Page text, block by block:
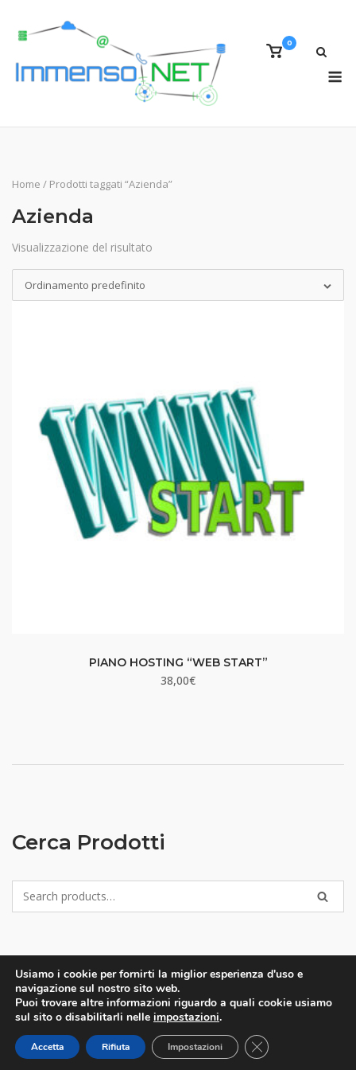
View
0
Home / Prodotti taggati “Azienda”
Azienda
Visualizzazione del risultato
Ordinamento predefinito
PIANO HOSTING “WEB START”
38,00€
Cerca Prodotti
2019- 2026 © Immenso NET - Privacy Policy Theme by
Usiamo i cookie per fornirti la miglior esperienza d'uso e
navigazione sul nostro sito web.
Puoi trovare altre informazioni riguardo a quali cookie usiamo
sul sito o disabilitarli nelle impostazioni.
Accetta Rifiuta Impostazioni CLOSE GDPR